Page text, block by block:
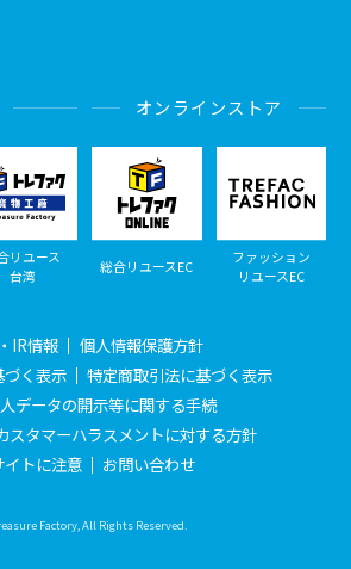
リユース
台湾
オンラインストア
総合リユースEC
ファッション
リユースEC
IR情報
個人情報保護方針
く表示
特定商取引法に基づく表示
データの開示等に関する手続
スタマーハラスメントに対する方針
イトに注意
お問い合わせ
Factory, All Rights Reserved.